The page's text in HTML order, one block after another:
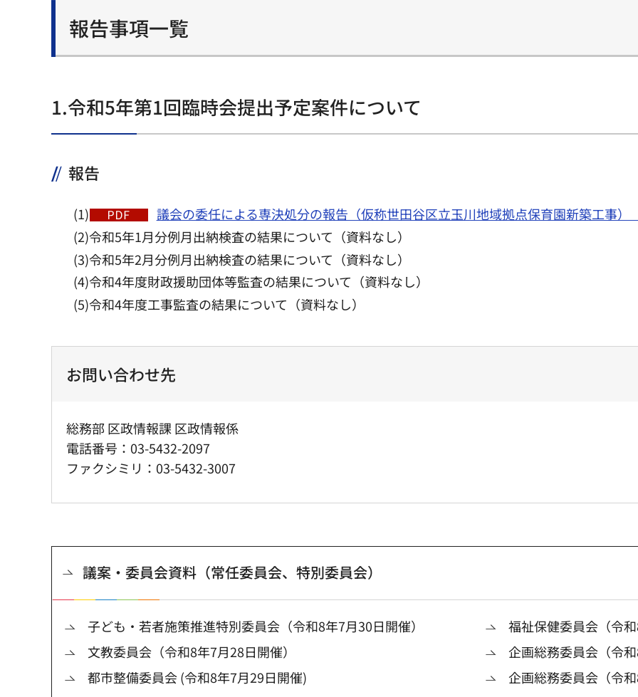
報告事項一覧
1.令和5年第1回臨時会提出予定案件について
報告
(1)
議会の委任による専決処分の報告（仮称世田谷区立玉川地域拠点保育園新築工事）
(2)令和5年1月分例月出納検査の結果について（資料なし）
(3)令和5年2月分例月出納検査の結果について（資料なし）
(4)令和4年度財政援助団体等監査の結果について（資料なし）
(5)令和4年度工事監査の結果について（資料なし）
お問い合わせ先
総務部 区政情報課 区政情報係
電話番号：03-5432-2097
ファクシミリ：03-5432-3007
議案・委員会資料（常任委員会、特別委員会）
子ども・若者施策推進特別委員会（令和8年7月30日開催）
福祉保健委員会（令和
文教委員会（令和8年7月28日開催）
企画総務委員会（令和
都市整備委員会 (令和8年7月29日開催)
企画総務委員会（令和